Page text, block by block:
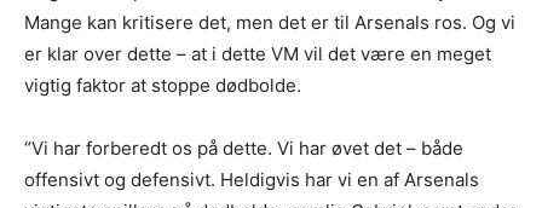
Mange kan kritisere det, men det er til Arsenals ros. Og vi
er klar over dette – at i dette VM vil det være en meget
vigtig faktor at stoppe dødbolde.
“Vi har forberedt os på dette. Vi har øvet det – både
offensivt og defensivt. Heldigvis har vi en af Arsenals